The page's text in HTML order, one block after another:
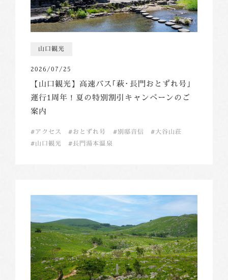
山口観光
2026/07/25
【山口観光】高速バス｢萩･長門おとずれ号｣
運行1周年！夏の特別割引キャンペーンのご
案内
アクセス おとずれ号 別邸音信
大谷山荘
山口観光
長門湯本温泉